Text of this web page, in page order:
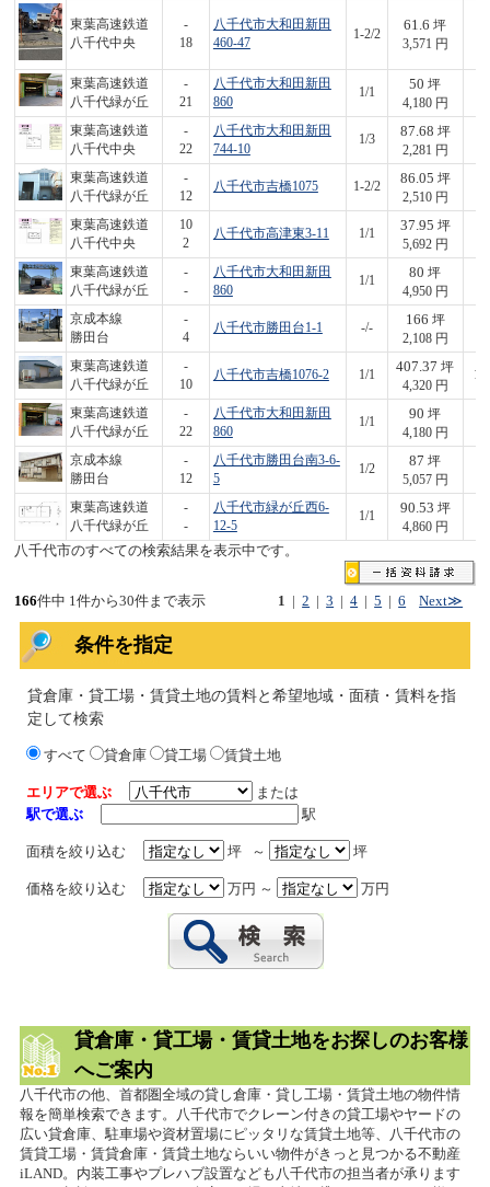
東葉高速鉄道
八千代中央
-
18
八千代市大和田新田
460-47
1-2/2
61.6 坪
3,571 円
東葉高速鉄道
八千代緑が丘
-
21
八千代市大和田新田
860
1/1
50 坪
4,180 円
東葉高速鉄道
八千代中央
-
22
八千代市大和田新田
744-10
1/3
87.68 坪
2,281 円
東葉高速鉄道
八千代緑が丘
-
12
八千代市吉橋1075 1-2/2
86.05 坪
2,510 円
東葉高速鉄道
八千代中央
10
2
八千代市高津東3-11 1/1
37.95 坪
5,692 円
東葉高速鉄道
八千代緑が丘
-
-
八千代市大和田新田
860
1/1
80 坪
4,950 円
京成本線
勝田台
-
4
八千代市勝田台1-1 -/-
166 坪
2,108 円
東葉高速鉄道
八千代緑が丘
-
10
八千代市吉橋1076-2 1/1
407.37 坪
4,320 円
東葉高速鉄道
八千代緑が丘
-
22
八千代市大和田新田
860
1/1
90 坪
4,180 円
京成本線
勝田台
-
12
八千代市勝田台南3-6-
5
1/2
87 坪
5,057 円
東葉高速鉄道
八千代緑が丘
-
-
八千代市緑が丘西6-
12-5
1/1
90.53 坪
4,860 円
八千代市のすべての検索結果を表示中です。
1 |2 |3 |4 |5 |6 Next≫
166件中 1件から30件まで表示
条件を指定
貸倉庫・貸工場・賃貸土地の賃料と希望地域・面積・賃料を指
定して検索
すべて 貸倉庫 貸工場 賃貸土地
エリアで選ぶ
または
駅で選ぶ
駅
面積を絞り込む 坪 ～ 坪
価格を絞り込む 万円 ～ 万円
貸倉庫・貸工場・賃貸土地をお探しのお客様
へご案内
八千代市の他、首都圏全域の貸し倉庫・貸し工場・賃貸土地の物件情
報を簡単検索できます。八千代市でクレーン付きの貸工場やヤードの
広い貸倉庫、駐車場や資材置場にピッタリな賃貸土地等、八千代市の
賃貸工場・賃貸倉庫・賃貸土地ならいい物件がきっと見つかる不動産
iLAND。内装工事やプレハブ設置なども八千代市の担当者が承ります